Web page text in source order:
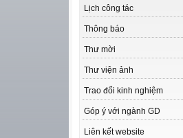
Lịch công tác
Thông báo
Thư mời
Thư viện ảnh
Trao đổi kinh nghiệm
Góp ý với ngành GD
Liên kết website